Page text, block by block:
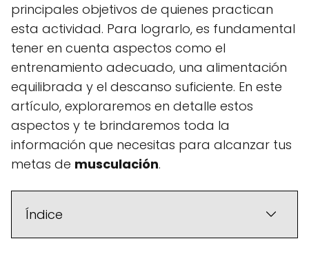
principales objetivos de quienes practican
esta actividad. Para lograrlo, es fundamental
tener en cuenta aspectos como el
entrenamiento adecuado, una alimentación
equilibrada y el descanso suficiente. En este
artículo, exploraremos en detalle estos
aspectos y te brindaremos toda la
información que necesitas para alcanzar tus
metas de musculación.
Índice